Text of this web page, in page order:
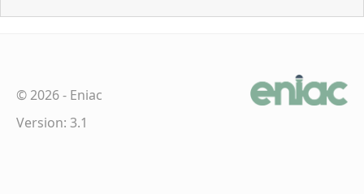
©2026- Eniac
Version: 3.1